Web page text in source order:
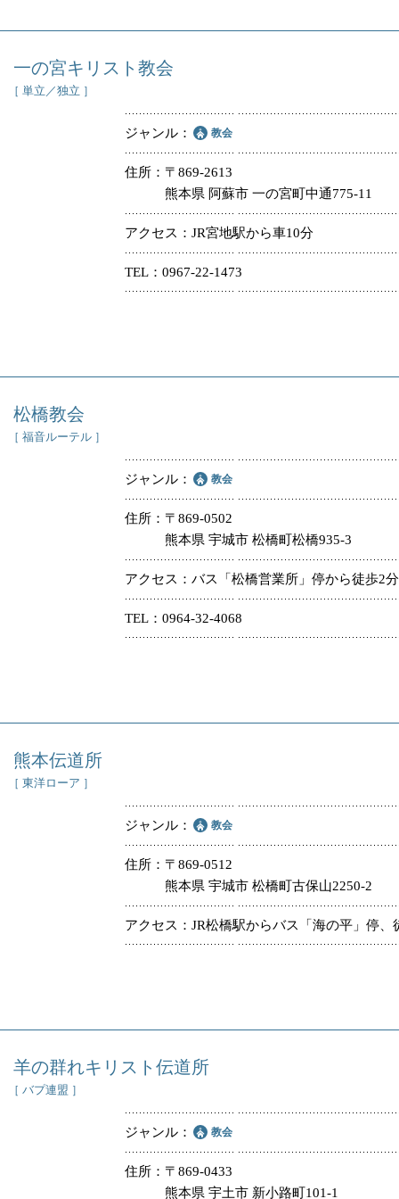
一の宮キリスト教会
［ 単立／独立 ］
ジャンル 教会
住所
〒869-2613
熊本県 阿蘇市 一の宮町中通775-11
アクセス JR宮地駅から車10分
TEL 0967-22-1473
松橋教会
［ 福音ルーテル ］
ジャンル 教会
住所
〒869-0502
熊本県 宇城市 松橋町松橋935-3
アクセス バス「松橋営業所」停から徒歩2分
TEL 0964-32-4068
熊本伝道所
［ 東洋ローア ］
ジャンル 教会
住所
〒869-0512
熊本県 宇城市 松橋町古保山2250-2
アクセス JR松橋駅からバス「海の平」停、
羊の群れキリスト伝道所
［ バプ連盟 ］
ジャンル 教会
住所
〒869-0433
熊本県 宇土市 新小路町101-1